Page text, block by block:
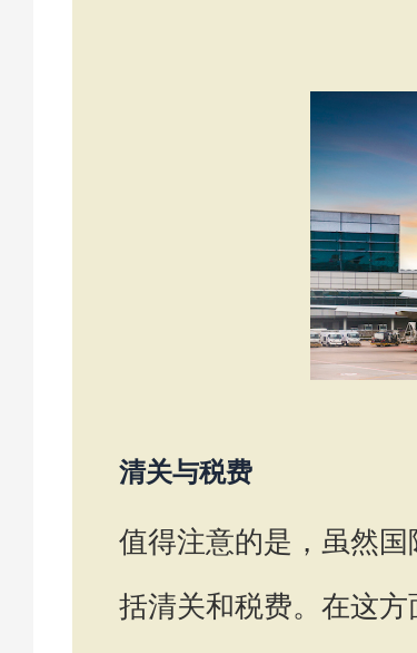
清关与税费
值得注意的是，虽然
括清关和税费。在这